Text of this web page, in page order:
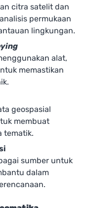
citra satelit dan
permukaan
lingkungan.
alat,
memastikan
geospasial
membuat
tematik.
sumber untuk
dalam